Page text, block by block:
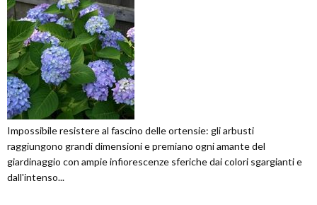
Impossibile resistere al fascino delle ortensie: gli arbusti
raggiungono grandi dimensioni e premiano ogni amante del
giardinaggio con ampie infiorescenze sferiche dai colori sgargianti e
dall'intenso...